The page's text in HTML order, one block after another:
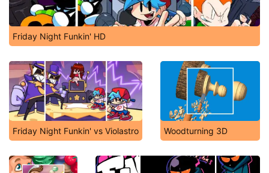
Friday Night Funkin' HD
Friday Night Funkin' vs Violastro Woodturning 3D